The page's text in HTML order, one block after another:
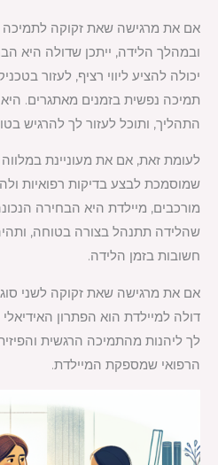
אם את מרגישה שאת זקוקה לתמיכה
ובמהלך הלידה, ייתכן שדולה היא
יכולה להציע ליווי רציף, לעזור
תמיכה נפשית בזמנים מאתגרים.
התהליך, ותוכל לעזור לך להרגיש
לעומת זאת, אם את מעוניינת
שמוסמכת לבצע בדיקות רפואיות
מורכבים, מיילדת היא הבחירה
שהלידה תתנהל בצורה בטוחה,
חשובות בזמן הלידה.
אם את מרגישה שאת זקוקה לשני
דולה למיילדת הוא הפתרון
לך ליהנות מהתמיכה הרגשית
הרפואי שמספקת המיילדת.